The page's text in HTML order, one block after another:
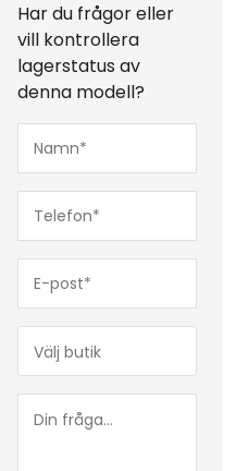
Har du frågor eller
vill kontrollera
lagerstatus av
denna modell?
post*
(Obligatoriskt)
(Obligatoriskt)
fråga...